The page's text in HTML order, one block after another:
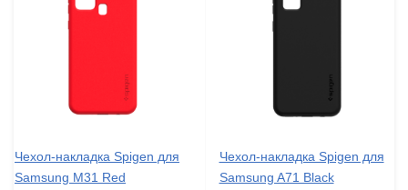
Чехол-накладка Spigen для
Samsung M31 Red
Чехол-накладка Spigen для
Samsung A71 Black